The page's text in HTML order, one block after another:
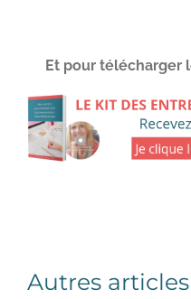
Et pour télécharger
Autres